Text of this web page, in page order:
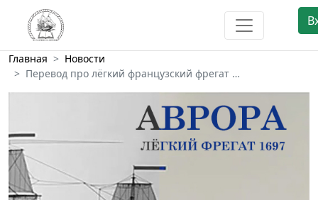
Главная
Новости
Перевод про лёгкий французский фрегат …